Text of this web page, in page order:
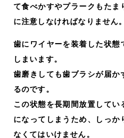
て食べかすやプラークもたま
に注意しなければなりません。
歯にワイヤーを装着した状態
しまいます。
歯磨きしても歯ブラシが届か
るのです。
この状態を長期間放置してい
になってしまうため、しっか
なくてはいけません。